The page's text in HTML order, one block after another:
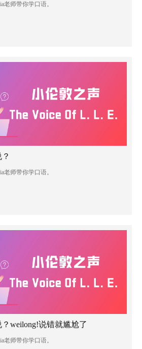
老师带你学口语。
老师带你学口语。
weilong!说错就尴尬了
老师带你学口语。